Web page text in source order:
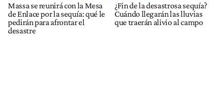
Massa se reunirá con la Mesa
de Enlace por la sequía: qué le
pedirán para afrontar el
desastre
¿Fin de la desastrosa sequía?
Cuándo llegarán las lluvias
que traerán alivio al campo